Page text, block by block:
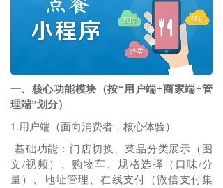
一、核心功能模块（按“用户端+商家端+管
理端”划分）
1.用户端（面向消费者，核心体验）
-基础功能：门店切换、菜品分类展示（图
文/视频）、购物车、规格选择（口味/分
量）、地址管理、在线支付（微信支付集